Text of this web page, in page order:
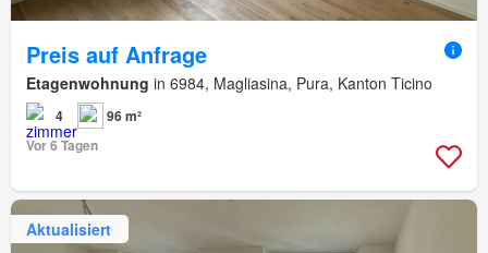
Preis auf Anfrage
Etagenwohnung in 6984, Magliasina, Pura, Kanton Ticino
4
96 m²
Vor 6 Tagen
Aktualisiert